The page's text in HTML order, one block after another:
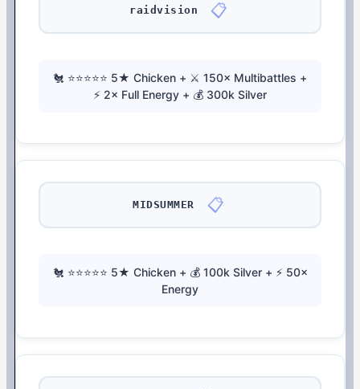
raidvision 📋
🐔 ⭐⭐⭐⭐⭐ 5★ Chicken + ⚔️ 150× Multibattles +
⚡ 2× Full Energy + 💰 300k Silver
MIDSUMMER 📋
🐔 ⭐⭐⭐⭐⭐ 5★ Chicken + 💰 100k Silver + ⚡ 50×
Energy